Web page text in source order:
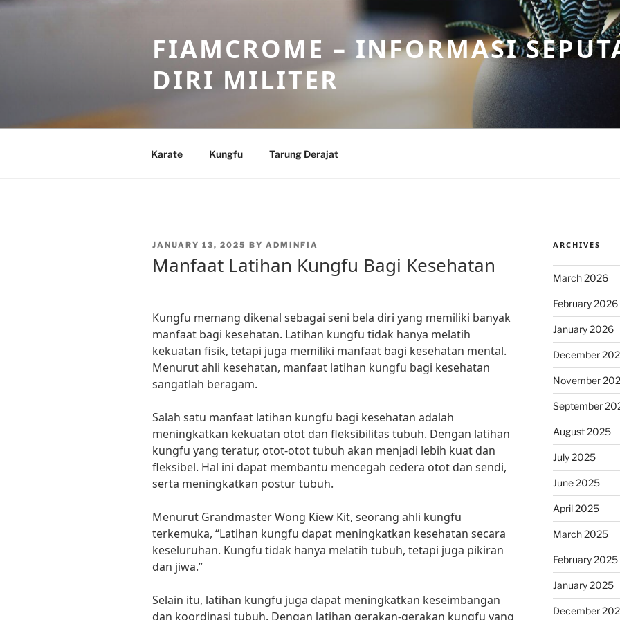
Skip
FIAMCROME – INFORMASI
DIRI MILITER
Karate Kungfu Tarung Derajat
POSTED
JANUARY 13, 2025 BY ADMINFIA
Manfaat Latihan Kungfu Bagi Kesehatan
Kungfu memang dikenal sebagai seni bela diri yang memiliki banyak
manfaat bagi kesehatan. Latihan kungfu tidak hanya melatih
kekuatan fisik, tetapi juga memiliki manfaat bagi kesehatan mental.
Menurut ahli kesehatan, manfaat latihan kungfu bagi kesehatan
sangatlah beragam.
Salah satu manfaat latihan kungfu bagi kesehatan adalah
meningkatkan kekuatan otot dan fleksibilitas tubuh. Dengan latihan
kungfu yang teratur, otot-otot tubuh akan menjadi lebih kuat dan
fleksibel. Hal ini dapat membantu mencegah cedera otot dan sendi,
serta meningkatkan postur tubuh.
Menurut Grandmaster Wong Kiew Kit, seorang ahli kungfu
terkemuka, “Latihan kungfu dapat meningkatkan kesehatan secara
keseluruhan. Kungfu tidak hanya melatih tubuh, tetapi juga pikiran
dan jiwa.”
Selain itu, latihan kungfu juga dapat meningkatkan keseimbangan
dan koordinasi tubuh. Dengan latihan gerakan-gerakan kungfu yang
ARCHIVES
March 2026
February 2026
January 2026
December
November
September
August 2025
July 2025
June 2025
April 2025
March 2025
February 2025
January 2025
December